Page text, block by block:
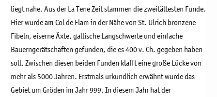
liegt nahe. Aus der La Tene Zeit stammen die zweitältesten Funde.
Hier wurde am Col de Flam in der Nähe von St. Ulrich bronzene
Fibeln, eiserne Äxte, gallische Langschwerte und einfache
Bauerngerätschaften gefunden, die es 400 v. Ch. gegeben haben
soll. Zwischen diesen beiden Funden klafft eine große Lücke von
mehr als 5000 Jahren. Erstmals urkundlich erwähnt wurde das
Gebiet um Gröden im Jahr 999. In diesem Jahr hat der